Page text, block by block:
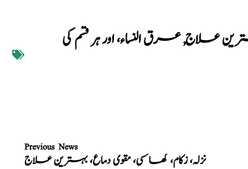
علاج,عرق النساء، اور ہر قسم کی
Previous News
نزلہ، زکام، کھانسی، مقوی دماغ، بہترین علاج